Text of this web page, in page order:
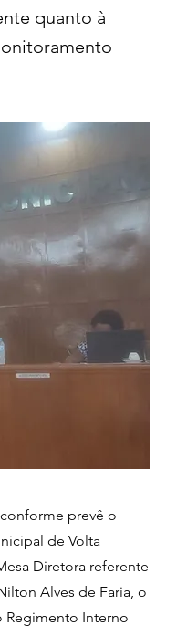
quanto à
prevê o
de Volta
Diretora referente
Alves de Faria, o
Regimento Interno